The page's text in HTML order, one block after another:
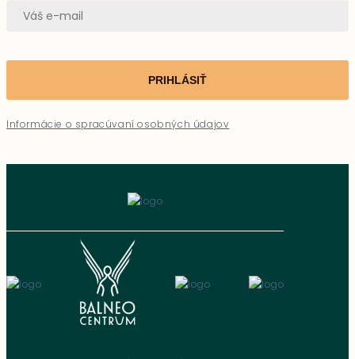
PRIHLÁSIŤ
Informácie o spracúvaní osobných údajov